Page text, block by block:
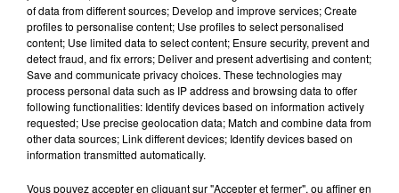
600 élèves dans 20 classes dès 2024. Avec un coût
estimé à 21 millions d'euros, il sera équipé
d'infrastructures sportives pour le basketball et le
handball, et vraisemblablement d'une piste
d'athlétisme ainsi qu'un gymnase.
of data from different sources; Develop and improve services; Create
profiles to personalise content; Use profiles to select personalised
content; Use limited data to select content; Ensure security, prevent and
detect fraud, and fix errors; Deliver and present advertising and content;
Save and communicate privacy choices. These technologies may
process personal data such as IP address and browsing data to offer
following functionalities: Identify devices based on information actively
requested; Use precise geolocation data; Match and combine data from
other data sources; Link different devices; Identify devices based on
information transmitted automatically.
Vous pouvez accepter en cliquant sur "Accepter et fermer", ou affiner en